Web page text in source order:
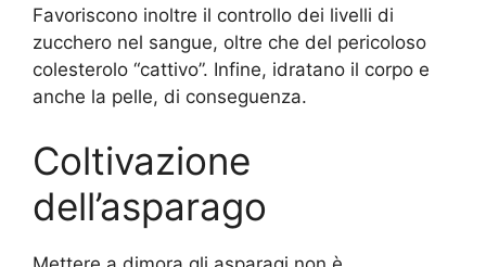
Favoriscono inoltre il controllo dei livelli di
zucchero nel sangue, oltre che del pericoloso
colesterolo “cattivo”. Infine, idratano il corpo e
anche la pelle, di conseguenza.
Coltivazione
dell’asparago